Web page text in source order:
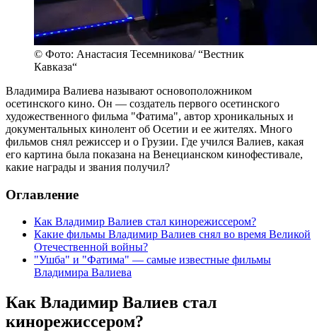
© Фото: Анастасия Тесемникова/ “Вестник
Кавказа“
Владимира Валиева называют основоположником
осетинского кино. Он — создатель первого осетинского
художественного фильма "Фатима", автор хроникальных и
документальных кинолент об Осетии и ее жителях. Много
фильмов снял режиссер и о Грузии. Где учился Валиев, какая
его картина была показана на Венецианском кинофестивале,
какие награды и звания получил?
Оглавление
Как Владимир Валиев стал кинорежиссером?
Какие фильмы Владимир Валиев снял во время Великой
Отечественной войны?
"Ушба" и "Фатима" — самые известные фильмы
Владимира Валиева
Как Владимир Валиев стал
кинорежиссером?